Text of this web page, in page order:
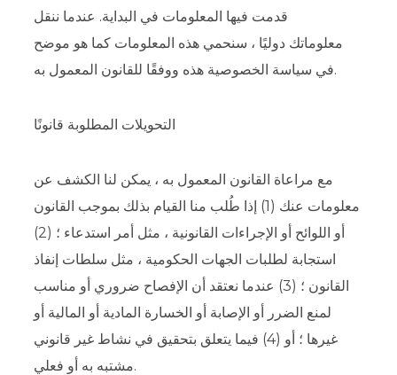
قدمت فيها المعلومات في البداية. عندما ننقل
معلوماتك دوليًا ، سنحمي هذه المعلومات كما هو موضح
في سياسة الخصوصية هذه ووفقًا للقانون المعمول به.
التحويلات المطلوبة قانونًا
مع مراعاة القانون المعمول به ، يمكن لنا الكشف عن
معلومات عنك (1) إذا طُلب منا القيام بذلك بموجب القانون
أو اللوائح أو الإجراءات القانونية ، مثل أمر استدعاء ؛ (2)
استجابة لطلبات الجهات الحكومية ، مثل سلطات إنفاذ
القانون ؛ (3) عندما نعتقد أن الإفصاح ضروري أو مناسب
لمنع الضرر أو الإصابة أو الخسارة المادية أو المالية أو
غيرها ؛ أو (4) فيما يتعلق بتحقيق في نشاط غير قانوني
مشتبه به أو فعلي.